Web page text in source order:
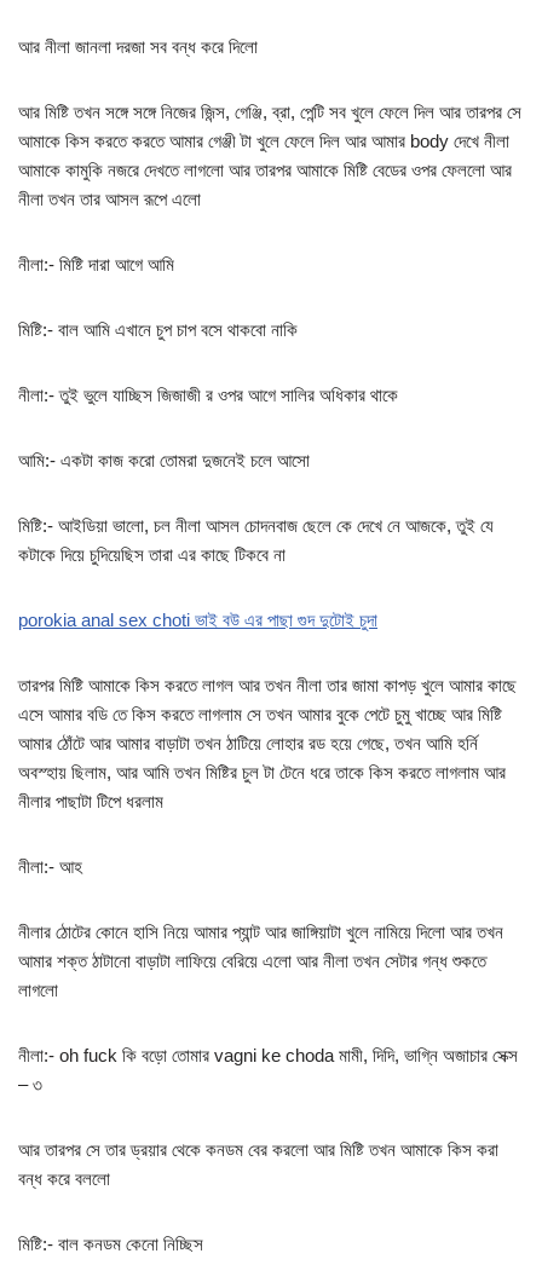
আর নীলা জানলা দরজা সব বন্ধ করে দিলো
আর মিষ্টি তখন সঙ্গে সঙ্গে নিজের জিন্স, গেঞ্জি, ব্রা, পেন্টি সব খুলে ফেলে দিল আর তারপর সে
আমাকে কিস করতে করতে আমার গেঞ্জী টা খুলে ফেলে দিল আর আমার body দেখে নীলা
আমাকে কামুকি নজরে দেখতে লাগলো আর তারপর আমাকে মিষ্টি বেডের ওপর ফেললো আর
নীলা তখন তার আসল রূপে এলো
নীলা:- মিষ্টি দারা আগে আমি
মিষ্টি:- বাল আমি এখানে চুপ চাপ বসে থাকবো নাকি
নীলা:- তুই ভুলে যাচ্ছিস জিজাজী র ওপর আগে সালির অধিকার থাকে
আমি:- একটা কাজ করো তোমরা দুজনেই চলে আসো
মিষ্টি:- আইডিয়া ভালো, চল নীলা আসল চোদনবাজ ছেলে কে দেখে নে আজকে, তুই যে
কটাকে দিয়ে চুদিয়েছিস তারা এর কাছে টিকবে না
porokia anal sex choti ভাই বউ এর পাছা গুদ দুটোই চুদা
তারপর মিষ্টি আমাকে কিস করতে লাগল আর তখন নীলা তার জামা কাপড় খুলে আমার কাছে
এসে আমার বডি তে কিস করতে লাগলাম সে তখন আমার বুকে পেটে চুমু খাচ্ছে আর মিষ্টি
আমার ঠোঁটে আর আমার বাড়াটা তখন ঠাটিয়ে লোহার রড হয়ে গেছে, তখন আমি হর্নি
অবস্হায় ছিলাম, আর আমি তখন মিষ্টির চুল টা টেনে ধরে তাকে কিস করতে লাগলাম আর
নীলার পাছাটা টিপে ধরলাম
নীলা:- আহ
নীলার ঠোটের কোনে হাসি নিয়ে আমার প্যান্ট আর জাঙ্গিয়াটা খুলে নামিয়ে দিলো আর তখন
আমার শক্ত ঠাটানো বাড়াটা লাফিয়ে বেরিয়ে এলো আর নীলা তখন সেটার গন্ধ শুকতে
লাগলো
নীলা:- oh fuck কি বড়ো তোমার vagni ke choda মামী, দিদি, ভাগ্নি অজাচার সেক্স
– ৩
আর তারপর সে তার ড্রয়ার থেকে কনডম বের করলো আর মিষ্টি তখন আমাকে কিস করা
বন্ধ করে বললো
মিষ্টি:- বাল কনডম কেনো নিচ্ছিস